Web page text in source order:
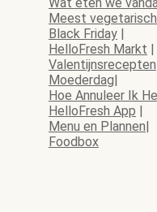
Meest
Black Friday |
HelloFresh Markt |
Valentijnsrecepten
Moederdag|
Hoe Annuleer Ik
HelloFresh App |
Menu en Plannen|
Foodbox